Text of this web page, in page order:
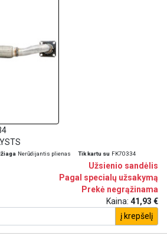
Nerūdijantis plienas Tik kartu su FK70334
Užsienio sandėlis
Pagal specialų užsakymą
Prekė negrąžinama
Kaina: 41,93 €
į krepšelį